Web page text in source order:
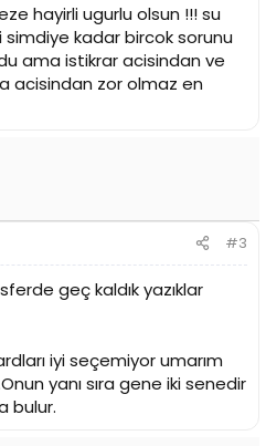
hayirli ugurlu olsun !!! su
kadar bircok sorunu
ama istikrar acisindan ve
acisindan zor olmaz en
#3
geç kaldık yazıklar
iyi seçemiyor umarım
yanı sıra gene iki senedir
bulur.